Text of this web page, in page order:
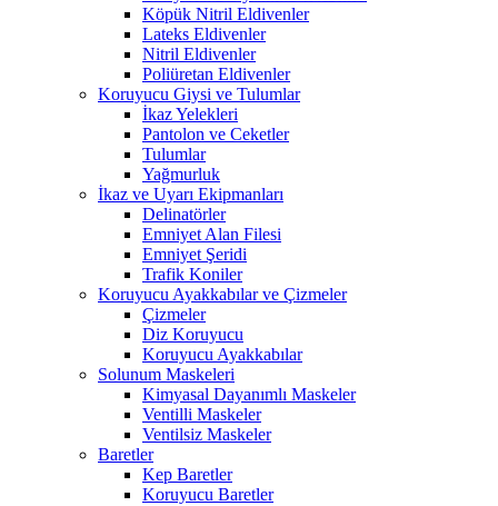
Köpük Nitril Eldivenler
Lateks Eldivenler
Nitril Eldivenler
Poliüretan Eldivenler
Koruyucu Giysi ve Tulumlar
İkaz Yelekleri
Pantolon ve Ceketler
Tulumlar
Yağmurluk
İkaz ve Uyarı Ekipmanları
Delinatörler
Emniyet Alan Filesi
Emniyet Şeridi
Trafik Koniler
Koruyucu Ayakkabılar ve Çizmeler
Çizmeler
Diz Koruyucu
Koruyucu Ayakkabılar
Solunum Maskeleri
Kimyasal Dayanımlı Maskeler
Ventilli Maskeler
Ventilsiz Maskeler
Baretler
Kep Baretler
Koruyucu Baretler